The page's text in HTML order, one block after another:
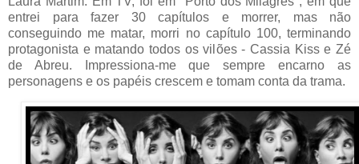
entrei para fazer 30 capítulos e morrer, mas não
conseguindo me matar, morri no capítulo 100, terminando
protagonista e matando todos os vilões - Cassia Kiss e Zé
de Abreu. Impressiona-me que sempre encarno as
personagens e os papéis crescem e tomam conta da trama.